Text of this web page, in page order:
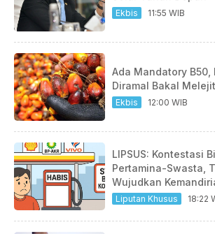
Ekbis 11:55 WIB
Ada Mandatory B50,
Diramal Bakal Melejit
Ekbis 12:00 WIB
LIPSUS: Kontestasi
Pertamina-Swasta,
Wujudkan
Liputan Khusus 18:22